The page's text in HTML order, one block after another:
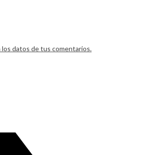
datos de tus comentarios.